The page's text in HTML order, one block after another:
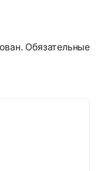
Обязательные